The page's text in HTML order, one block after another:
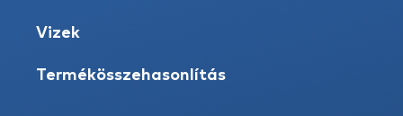
Vizek
Termékösszehasonlítás